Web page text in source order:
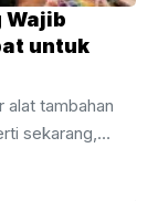
Wajib
untuk
alat tambahan
sekarang,
ide mentah